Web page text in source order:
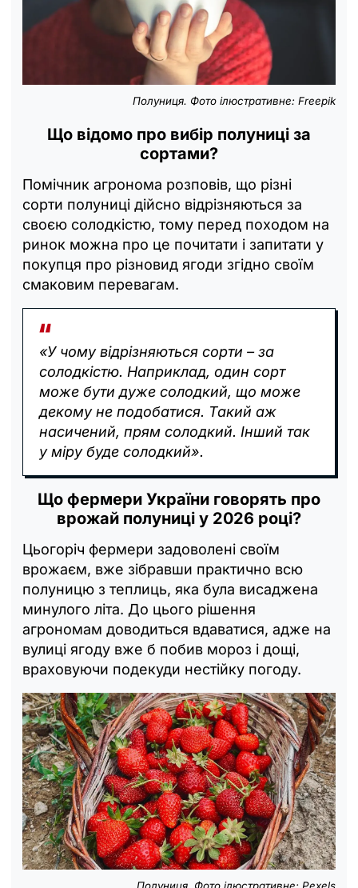
Полуниця. Фото ілюстративне: Freepik
Що відомо про вибір полуниці за
сортами?
Помічник агронома розповів, що різні
сорти полуниці дійсно відрізняються за
своєю солодкістю, тому перед походом на
ринок можна про це почитати і запитати у
покупця про різновид ягоди згідно своїм
смаковим перевагам.
«У чому відрізняються сорти – за
солодкістю. Наприклад, один сорт
може бути дуже солодкий, що може
декому не подобатися. Такий аж
насичений, прям солодкий. Інший так
у міру буде солодкий».
Що фермери України говорять про
врожай полуниці у 2026 році?
Цьогоріч фермери задоволені своїм
врожаєм, вже зібравши практично всю
полуницю з теплиць, яка була висаджена
минулого літа. До цього рішення
агрономам доводиться вдаватися, адже на
вулиці ягоду вже б побив мороз і дощі,
враховуючи подекуди нестійку погоду.
Полуниця. Фото ілюстративне: Pexels